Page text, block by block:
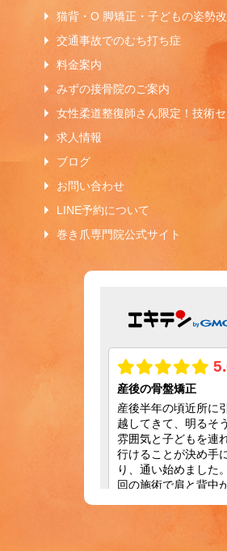
猫背・O 脚矯正・子どもの姿勢
交通事故でのむち打ち症
料金案内
みずの接骨院のご案内
女性柔道整復師さん限定！技術
求人情報
ブログ
お問い合わせ
LINE予約について
巻き爪専門院公式サイト